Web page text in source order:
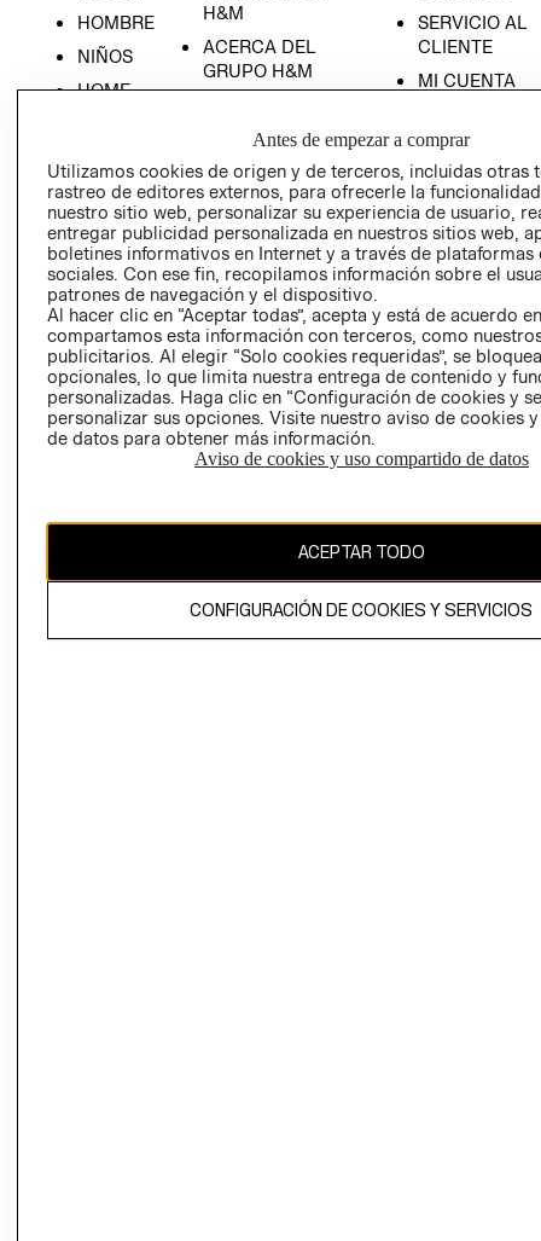
HOMBRE
NIÑOS
HOME
H&M
ACERCA DEL
GRUPO H&M
SOCIAL
PRENSA
RELACIÓN CON
INVERSIONISTAS
POLÍTICA
EMPRESARIAL
SERVICIO AL
CLIENTE
MI CUENTA
TIENDAS
- RETIRO EN
TIENDA
TÉRMINOS Y
CONDICIONES
AVISO DE
PRIVACIDAD
GIFT CARD
AVISO DE
COOKIES
CAMBIAR REGIÓN
Antes de empezar a comprar
Utilizamos cookies de origen y de terceros, incluidas otras
rastreo de editores externos, para ofrecerle la
nuestro sitio web, personalizar su experiencia de usuario,
entregar publicidad personalizada en nuestros sitios web,
boletines informativos en Internet y a través de plataformas
sociales. Con ese fin, recopilamos información sobre el
patrones de navegación y el dispositivo.
Al hacer clic en “Aceptar todas”, acepta y está de acuerdo
compartamos esta información con terceros, como
publicitarios. Al elegir “Solo cookies requeridas”, se
opcionales, lo que limita nuestra entrega de contenido y
personalizadas. Haga clic en “Configuración de cookies y
personalizar sus opciones. Visite nuestro aviso de cookies
de datos para obtener más información.
Aviso de cookies y uso compartido de datos
ACEPTAR TODO
CONFIGURACIÓN DE COOKIES Y SERVICIOS